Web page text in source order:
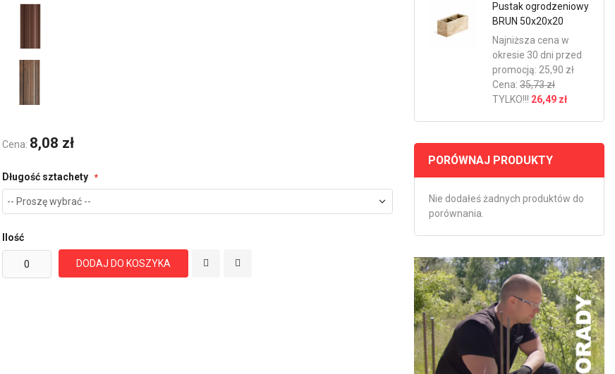
Cena: 8,08 zł
Długość sztachety
Ilość
DODAJ DO KOSZYKA
Pustak ogrodzeniowy
BRUN 50x20x20
Najniższa cena w
okresie 30 dni przed
promocją: 25,90 zł
Cena: 35,73 zł
TYLKO!!! 26,49 zł
PORÓWNAJ PRODUKTY
Nie dodałeś żadnych produktów do
porównania.